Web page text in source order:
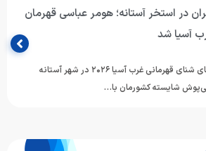
استخر آستانه؛ هومر عباسی قهرمان
در نخستین روز از رقابت‌های شنای قهرمانی غرب آسیا ۲۰۲۶ در شهر آستانه
شایسته کشورمان با…